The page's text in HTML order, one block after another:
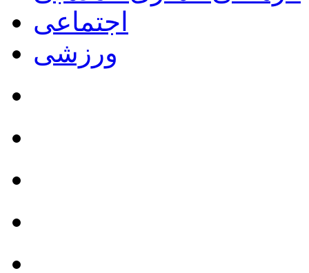
اجتماعی
ورزشی